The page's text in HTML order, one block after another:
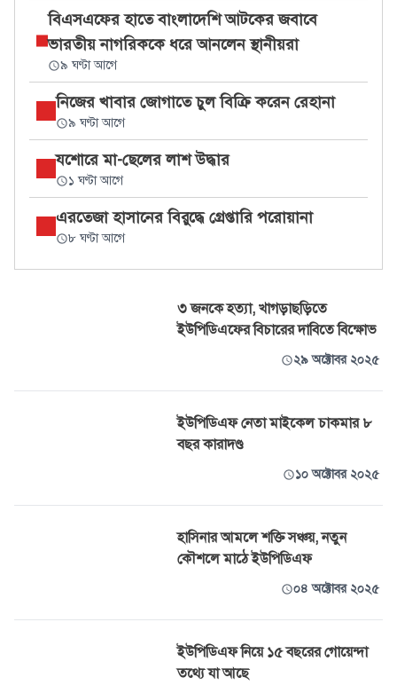
বিএসএফের হাতে বাংলাদেশি আটকের জবাবে
ভারতীয় নাগরিককে ধরে আনলেন স্থানীয়রা
৯ ঘণ্টা আগে
নিজের খাবার জোগাতে চুল বিক্রি করেন রেহানা
৯ ঘণ্টা আগে
যশোরে মা-ছেলের লাশ উদ্ধার
১ ঘণ্টা আগে
এরতেজা হাসানের বিরুদ্ধে গ্রেপ্তারি পরোয়ানা
৮ ঘণ্টা আগে
৩ জনকে হত্যা, খাগড়াছড়িতে
ইউপিডিএফের বিচারের দাবিতে বিক্ষোভ
২৯ অক্টোবর ২০২৫
ইউপিডিএফ নেতা মাইকেল চাকমার ৮
বছর কারাদণ্ড
১০ অক্টোবর ২০২৫
হাসিনার আমলে শক্তি সঞ্চয়, নতুন
কৌশলে মাঠে ইউপিডিএফ
০৪ অক্টোবর ২০২৫
ইউপিডিএফ নিয়ে ১৫ বছরের গোয়েন্দা
তথ্যে যা আছে